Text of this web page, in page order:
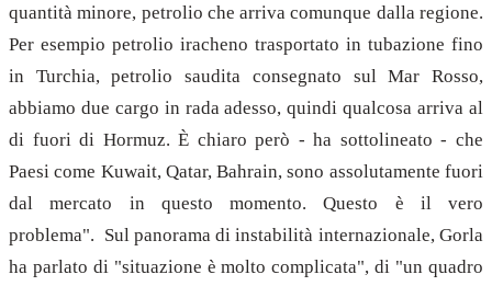
quantità minore, petrolio che arriva comunque dalla regione.
Per esempio petrolio iracheno trasportato in tubazione fino
in Turchia, petrolio saudita consegnato sul Mar Rosso,
abbiamo due cargo in rada adesso, quindi qualcosa arriva al
di fuori di Hormuz. È chiaro però - ha sottolineato - che
Paesi come Kuwait, Qatar, Bahrain, sono assolutamente fuori
dal mercato in questo momento. Questo è il vero
problema". Sul panorama di instabilità internazionale, Gorla
ha parlato di "situazione è molto complicata", di "un quadro